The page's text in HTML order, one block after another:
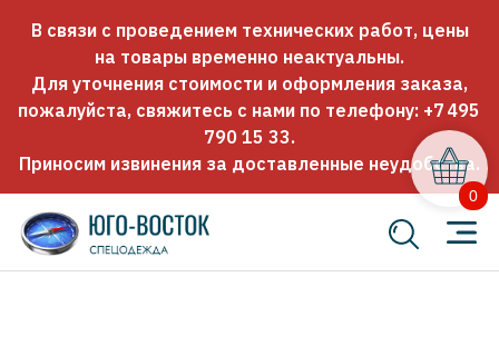
В связи с проведением технических работ, цены
на товары временно неактуальны.
Для уточнения стоимости и оформления заказа,
пожалуйста, свяжитесь с нами по телефону: +7 495
790 15 33.
Приносим извинения за доставленные неудобства.
0